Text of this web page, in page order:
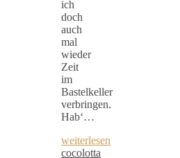
ich
doch
auch
mal
wieder
Zeit
im
Bastelkeller
verbringen.
Hab‘…
weiterlesen
cocolotta